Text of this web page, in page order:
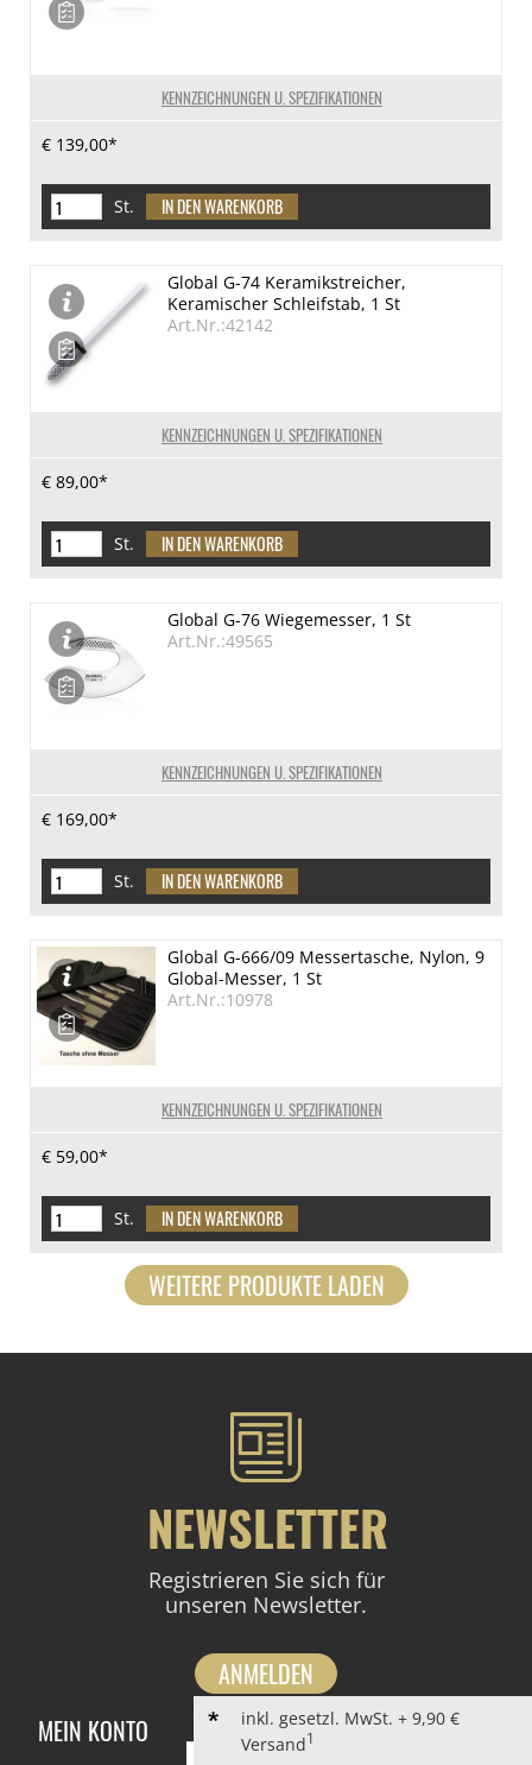
KENNZEICHNUNGEN U. SPEZIFIKATIONEN
€ 139,00*
St.
KENNZEICHNUNGEN U. SPEZIFIKATIONEN
Global G-74 Keramikstreicher,
Keramischer Schleifstab, 1 St
Art.Nr.:42142
€ 89,00*
St.
KENNZEICHNUNGEN U. SPEZIFIKATIONEN
Global G-76 Wiegemesser, 1 St
Art.Nr.:49565
€ 169,00*
St.
KENNZEICHNUNGEN U. SPEZIFIKATIONEN
Global G-666/09 Messertasche, Nylon, 9
Global-Messer, 1 St
Art.Nr.:10978
€ 59,00*
St.
WEITERE PRODUKTE LADEN
NEWSLETTER
Registrieren Sie sich für
unseren Newsletter.
ANMELDEN
MEIN KONTO
inkl. gesetzl. MwSt. + 9,90 €
Versand1